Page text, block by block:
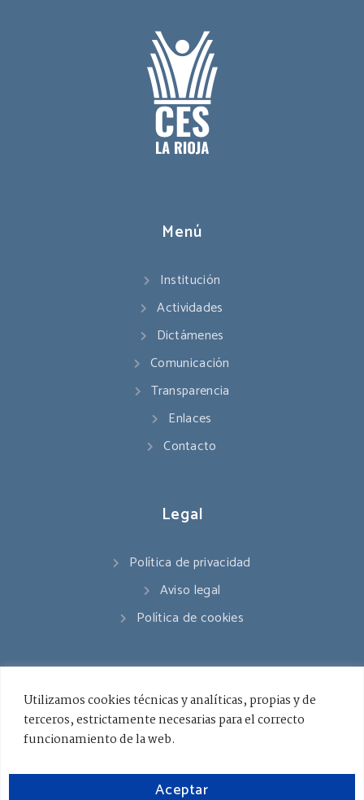
Utilizamos cookies técnicas y analíticas, propias y de
terceros, estrictamente necesarias para el correcto
funcionamiento de la web.
Aceptar
Menú
Institución
Actividades
Dictámenes
Comunicación
Transparencia
Enlaces
Contacto
Legal
Política de privacidad
Aviso legal
Política de cookies
941 545 178
Lunes - Viernes / 8.00 - 18.00